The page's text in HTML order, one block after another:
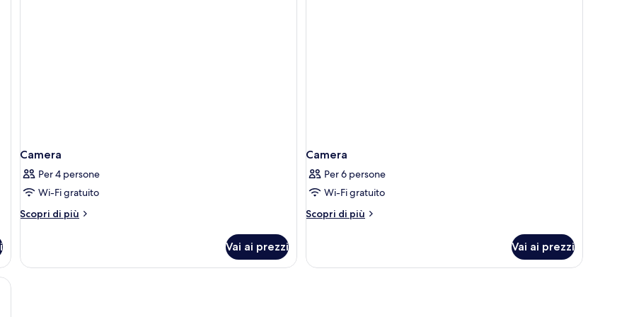
Camera
Per 4 persone
Wi-Fi gratuito
Scopri di più
Altri
Vai ai prezzi
Camera
Per 6 persone
Wi-Fi gratuito
Scopri di più
Altri
Vai ai prezzi